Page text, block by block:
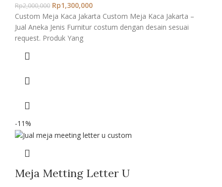
Rp2,000,000 Rp1,300,000
Custom Meja Kaca Jakarta Custom Meja Kaca Jakarta –
Jual Aneka Jenis Furnitur costum dengan desain sesuai
request. Produk Yang
-11%
Meja Metting Letter U